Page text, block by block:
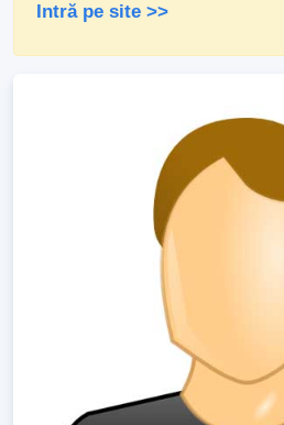
Intră pe site >>